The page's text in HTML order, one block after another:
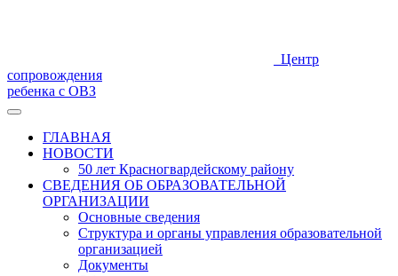
Центр
сопровождения
ребенка с ОВЗ
ГЛАВНАЯ
НОВОСТИ
50 лет Красногвардейскому району
СВЕДЕНИЯ ОБ ОБРАЗОВАТЕЛЬНОЙ
ОРГАНИЗАЦИИ
Основные сведения
Структура и органы управления образовательной
организацией
Документы